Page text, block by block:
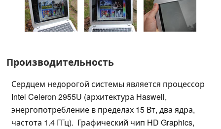
Производительность
Сердцем недорогой системы является процессор
Intel Celeron 2955U (архитектура Haswell,
энергопотребление в пределах 15 Вт, два ядра,
частота 1.4 ГГц). Графический чип HD Graphics,